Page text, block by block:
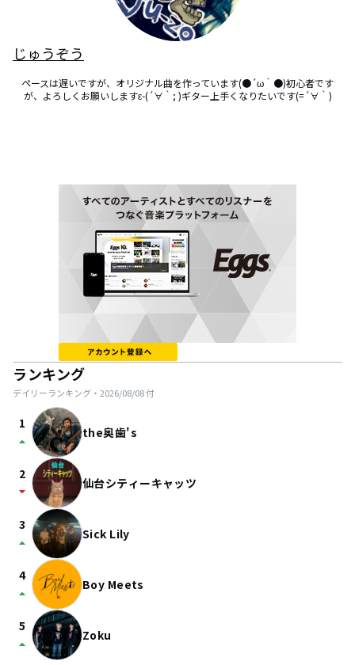
じゅうぞう
ペースは遅いですが、オリジナル曲を作っています(●´ω｀●)初心者です
が、よろしくお願いしますε-(´∀｀; )ギター上手くなりたいです(=´∀｀)
ランキング
デイリーランキング・ 2026/08/08付
1
arrow_drop_up the奥歯's
2
arrow_drop_down 仙台シティーキャッツ
3
arrow_drop_up Sick Lily
4
arrow_drop_up Boy Meets
5
arrow_drop_up Zoku